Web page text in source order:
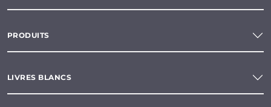
PRODUITS
LIVRES BLANCS